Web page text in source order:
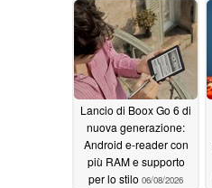
Lancio di Boox Go 6 di
nuova generazione:
Android e-reader con
più RAM e supporto
per lo stilo 06/08/2026